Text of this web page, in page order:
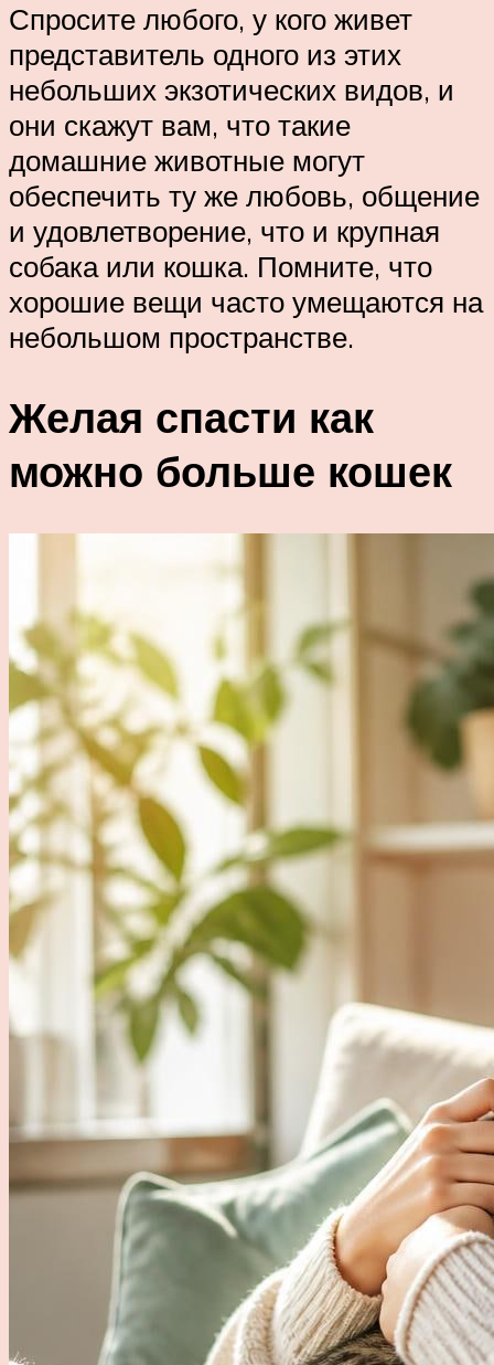
Спросите любого, у кого живет
представитель одного из этих
небольших экзотических видов, и
они скажут вам, что такие
домашние животные могут
обеспечить ту же любовь, общение
и удовлетворение, что и крупная
собака или кошка. Помните, что
хорошие вещи часто умещаются на
небольшом пространстве.
Желая спасти как
можно больше кошек